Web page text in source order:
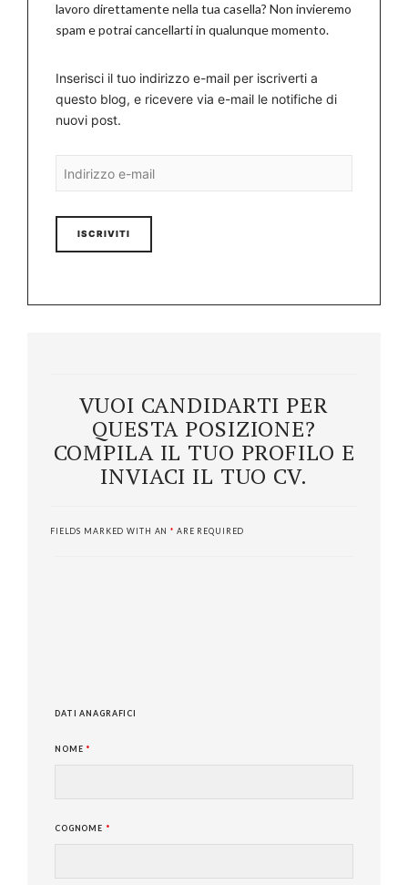
lavoro direttamente nella tua casella? Non invieremo
spam e potrai cancellarti in qualunque momento.
Inserisci il tuo indirizzo e-mail per iscriverti a
questo blog, e ricevere via e-mail le notifiche di
nuovi post.
Indirizzo
VUOI CANDIDARTI PER
QUESTA POSIZIONE?
COMPILA IL TUO PROFILO E
INVIACI IL TUO CV.
FIELDS MARKED WITH AN* ARE REQUIRED
DATI ANAGRAFICI
NOME *
COGNOME *